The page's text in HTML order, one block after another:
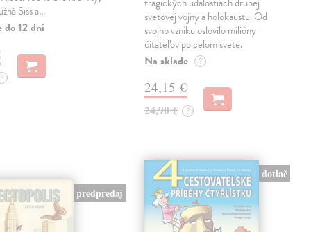
Siss a…
do 12 dní
?
svetovej vojny a holokaustu. Od
svojho vzniku oslovilo milióny
čitateľov po celom svete.
Na sklade ?
24,15 €
24,90 € ?
predpredaj
dotlač